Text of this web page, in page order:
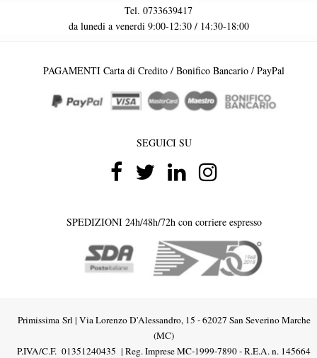
Tel. 0733639417
da lunedi a venerdi 9:00-12:30 / 14:30-18:00
PAGAMENTI Carta di Credito / Bonifico Bancario / PayPal
SEGUICI SU
SPEDIZIONI 24h/48h/72h con corriere espresso
Primissima Srl | Via Lorenzo D'Alessandro, 15 -62027 San Severino Marche
(MC)
P.IVA/C.F. 01351240435 | Reg. Imprese MC-1999-7890 - R.E.A. n. 145664